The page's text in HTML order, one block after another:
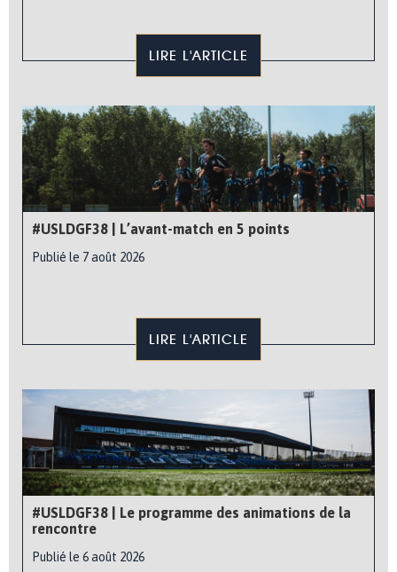
LIRE L'ARTICLE
#USLDGF38 | L’avant-match en 5 points
Publié le 7 août 2026
LIRE L'ARTICLE
#USLDGF38 | Le programme des animations de la
rencontre
Publié le 6 août 2026